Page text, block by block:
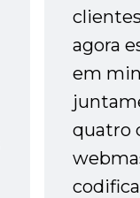
agora
em
quatro